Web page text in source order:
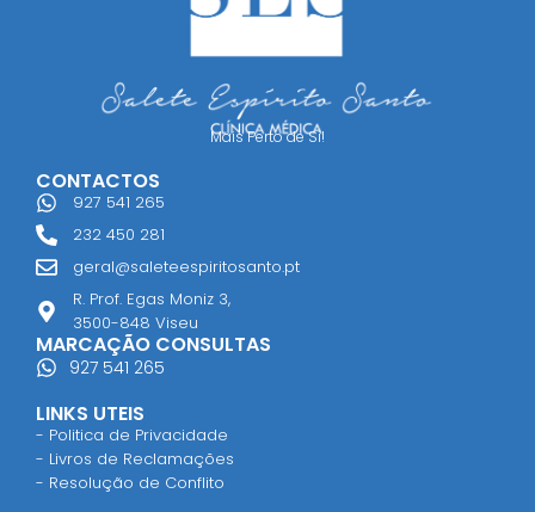
Mais Perto de Si!
CONTACTOS
927 541 265
232 450 281
geral@saleteespiritosanto.pt
R. Prof. Egas Moniz 3,
3500-848 Viseu
MARCAÇÃO CONSULTAS
927 541 265
LINKS UTEIS
- Politica de Privacidade
- Livros de Reclamações
- Resolução de Conflito